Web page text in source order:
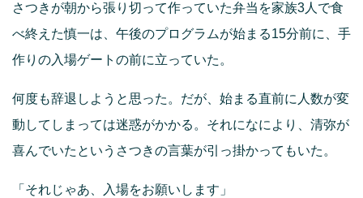
さつきが朝から張り切って作っていた弁当を家族3人で食
べ終えた慎一は、午後のプログラムが始まる15分前に、手
作りの入場ゲートの前に立っていた。
何度も辞退しようと思った。だが、始まる直前に人数が変
動してしまっては迷惑がかかる。それになにより、清弥が
喜んでいたというさつきの言葉が引っ掛かってもいた。
「それじゃあ、入場をお願いします」